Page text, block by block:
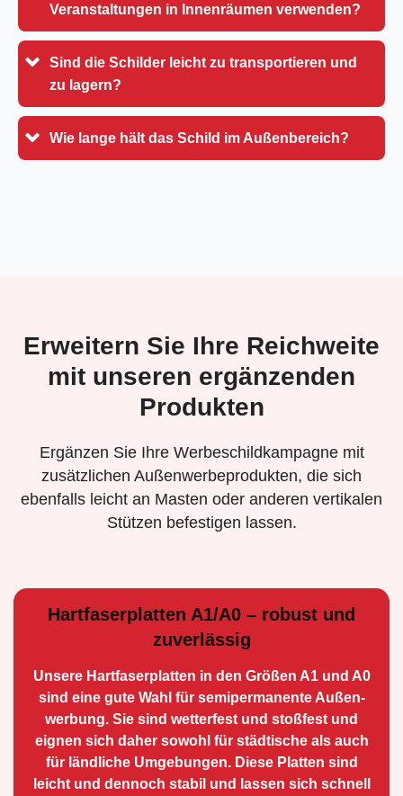
Veranstaltungen in Innenräumen verwenden?
Sind die Schilder leicht zu transportieren und
zu lagern?
Wie lange hält das Schild im Außenbereich?
Erweitern Sie Ihre Reichweite
mit unseren ergänzenden
Produkten
Ergänzen Sie Ihre Werbeschildkampagne mit
zusätzlichen Außenwerbeprodukten, die sich
ebenfalls leicht an Masten oder anderen vertikalen
Stützen befestigen lassen.
Hartfaserplatten A1/A0 – robust und
zuverlässig
Unsere Hartfaserplatten in den Größen A1 und A0
sind eine gute Wahl für semiperma­nente Außen­
werbung. Sie sind wetterfest und stoßfest und
eignen sich daher sowohl für städtische als auch
für ländliche Umge­bungen. Diese Platten sind
leicht und dennoch stabil und lassen sich schnell